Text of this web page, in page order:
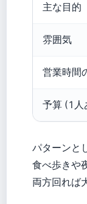
主な目的
雰囲気
営業時間
予算 (1人
パターンと
食べ歩きや
両方回れば